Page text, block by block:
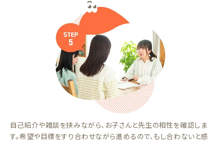
自己紹介や雑談を挟みながら、お子さんと先生の相性を確認しま
す。希望や目標をすり合わせながら進めるので、もし合わないと感